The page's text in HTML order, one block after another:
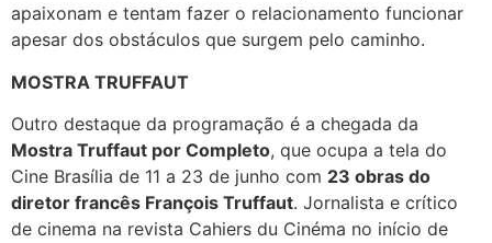
apaixonam e tentam fazer o relacionamento funcionar
apesar dos obstáculos que surgem pelo caminho.
MOSTRA TRUFFAUT
Outro destaque da programação é a chegada da
Mostra Truffaut por Completo, que ocupa a tela do
Cine Brasília de 11 a 23 de junho com 23 obras do
diretor francês François Truffaut. Jornalista e crítico
de cinema na revista Cahiers du Cinéma no início de